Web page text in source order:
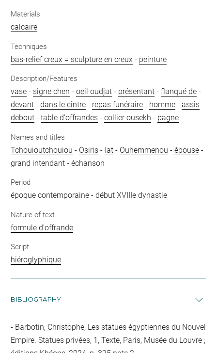
Materials
calcaire
Techniques
bas-relief creux = sculpture en creux - peinture
Description/Features
vase - signe chen -oeil oudjat - présentant -flanqué de -
devant -dans le cintre - repas funéraire - homme -assis -
debout -table d'offrandes -collier ousekh - pagne
Names and titles
Tchouioutchouiou - Osiris - Iat - Ouhemmenou -épouse -
grand intendant -échanson
Period
époque contemporaine -début XVIIIe dynastie
Nature of text
formule d'offrande
Script
hiéroglyphique
BIBLIOGRAPHY
Barbotin, Christophe, Les statues égyptiennes du Nouvel
Empire. Statues privées, 1, Texte, Paris, Musée du Louvre ;